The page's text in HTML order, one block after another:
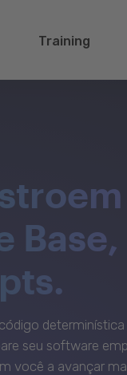
Training
seu software
você a avançar